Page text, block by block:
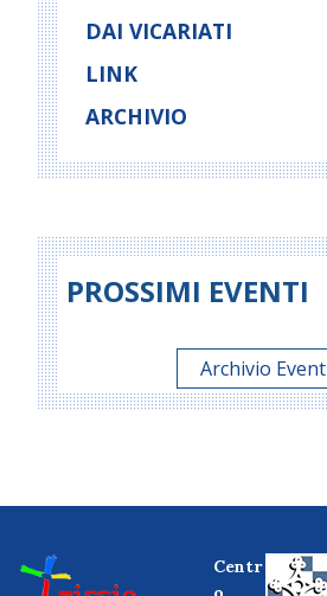
DAI VICARIATI
LINK
ARCHIVIO
PROSSIMI EVENTI
Archivio
Centr